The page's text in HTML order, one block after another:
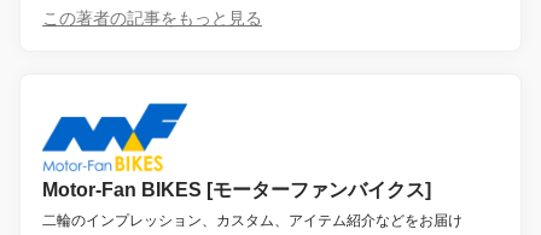
この著者の記事をもっと見る
Motor-Fan BIKES [モーターファンバイクス]
二輪のインプレッション、カスタム、アイテム紹介などをお届け